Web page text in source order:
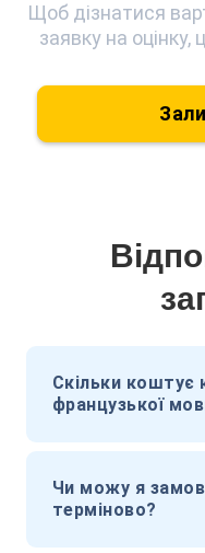
Щоб дізнатися
заявку на
Скільки коштує
французької
Чи можу я
терміново?